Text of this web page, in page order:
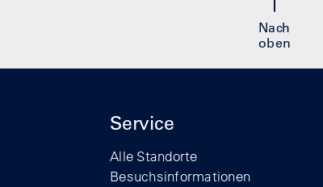
Nach
oben
Service
Alle Standorte
Besuchsinformationen